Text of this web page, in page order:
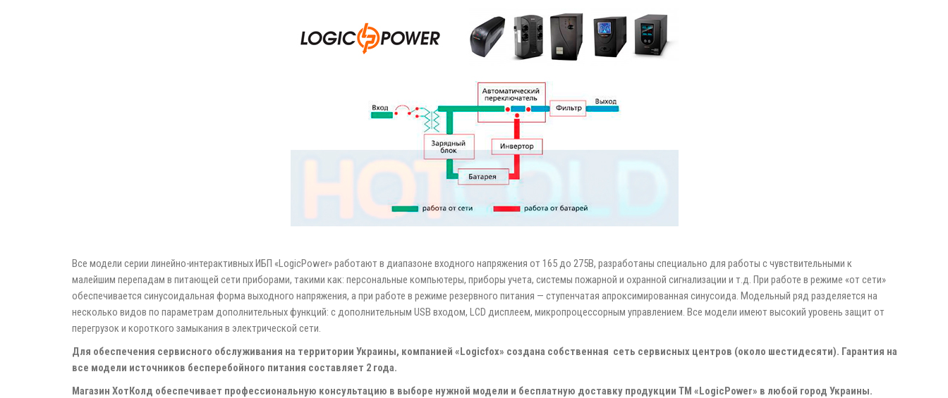
Все модели серии линейно-интерактивных ИБП «LogicPower» работают в диапазоне входного напряжения от 165 до 275В, разработаны специально для работы с чувствительными к
малейшим перепадам в питающей сети приборами, такими как: персональные компьютеры, приборы учета, системы пожарной и охранной сигнализации и т.д. При работе в режиме «от сети»
обеспечивается синусоидальная форма выходного напряжения, а при работе в режиме резервного питания — ступенчатая апроксимированная синусоида. Модельный ряд разделяется на
несколько видов по параметрам дополнительных функций: с дополнительным USB входом, LCD дисплеем, микропроцессорным управлением. Все модели имеют высокий уровень защит от
перегрузок и короткого замыкания в электрической сети.
Для обеспечения сервисного обслуживания на территории Украины, компанией «Logicfox» создана собственная сеть сервисных центров (около шестидесяти). Гарантия на
все модели источников бесперебойного питания составляет 2 года.
Магазин ХотКолд обеспечивает профессиональную консультацию в выборе нужной модели и бесплатную доставку продукции ТМ «LogicРower» в любой город Украины.